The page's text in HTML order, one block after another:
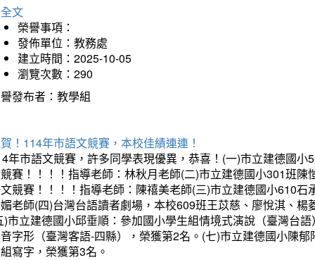
文
榮譽事項：
發佈單位：教務處
建立時間：2025-10-05
瀏覽次數：290
發布者：教學組
！114年市語文競賽，本校佳績連連！
年市語文競賽，許多同學表現優異，恭喜！(一)市立建德國
賽！！！！指導老師：林秋月老師(二)市立建德國小301班
競賽！！！！指導老師：陳禧美老師(三)市立建德國小610
老師(四)台灣台語讀者劇場，本校609班王苡慈、廖悅淇、
)市立建德國小邱垂順：參加國小學生組情境式演說（臺灣台
字形（臺灣客語-四縣），榮獲第2名。(七)市立建德國小陳
寫字，榮獲第3名。